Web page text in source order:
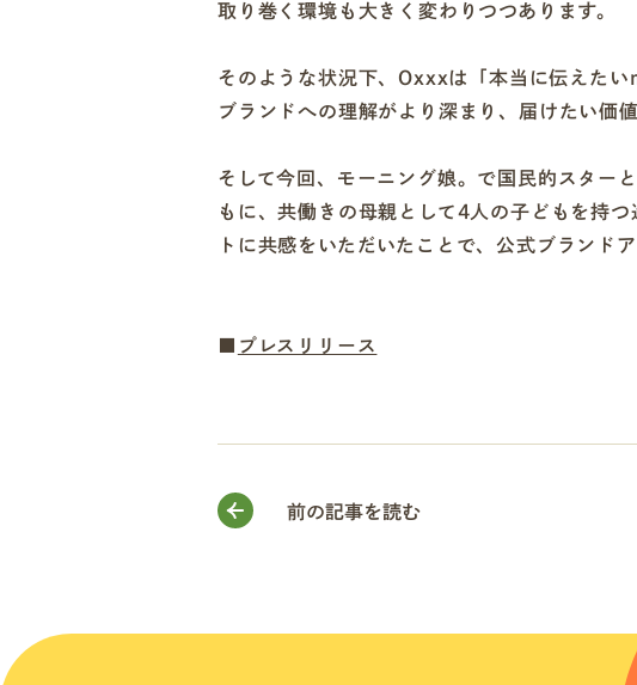
取り巻く環境も大きく変わりつつあります。
そのような状況下、Oxxxは「本当に伝えた
ブランドへの理解がより深まり、届けたい価
そして今回、モーニング娘。で国民的スター
もに、共働きの母親として4人の子どもを持
トに共感をいただいたことで、公式ブランド
プレスリリース
前の記事を読む